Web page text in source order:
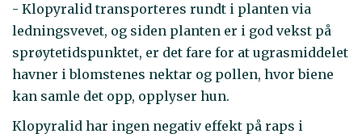
- Klopyralid transporteres rundt i planten via
ledningsvevet, og siden planten er i god vekst på
sprøytetidspunktet, er det fare for at ugrasmiddelet
havner i blomstenes nektar og pollen, hvor biene
kan samle det opp, opplyser hun.
Klopyralid har ingen negativ effekt på raps i